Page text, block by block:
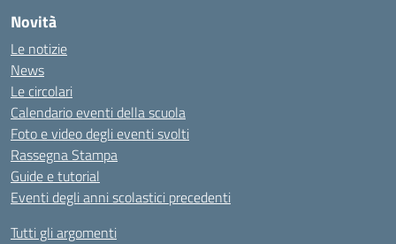
Novità
Le notizie
News
Le circolari
Calendario eventi della scuola
Foto e video degli eventi svolti
Rassegna Stampa
Guide e tutorial
Eventi degli anni scolastici precedenti
Tutti gli argomenti